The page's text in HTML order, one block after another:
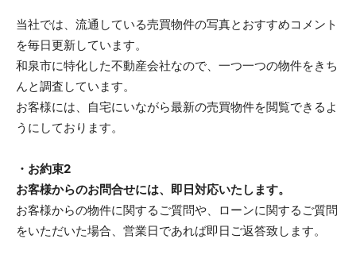
当社では、流通している売買物件の写真とおすすめコメント
を毎日更新しています。
和泉市に特化した不動産会社なので、一つ一つの物件をきち
んと調査しています。
お客様には、自宅にいながら最新の売買物件を閲覧できるよ
うにしております。
・お約束2
お客様からのお問合せには、即日対応いたします。
お客様からの物件に関するご質問や、ローンに関するご質問
をいただいた場合、営業日であれば即日ご返答致します。